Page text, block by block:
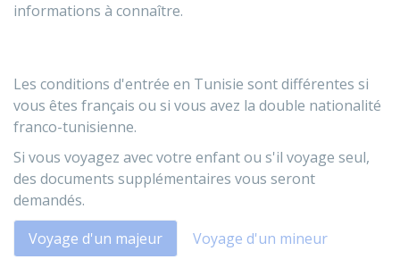
informations à connaître.
Les conditions d'entrée en Tunisie sont différentes si
vous êtes français ou si vous avez la double nationalité
franco-tunisienne.
Si vous voyagez avec votre enfant ou s'il voyage seul,
des documents supplémentaires vous seront
demandés.
Voyage d'un majeur
Voyage d'un mineur